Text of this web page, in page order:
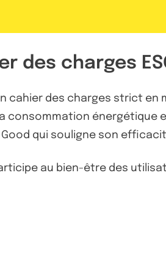
des charges
des charges strict en
consommation énergétique
Good qui souligne son
au bien-être des